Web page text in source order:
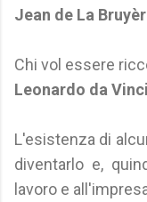
Jean de La
Chi vol essere
Leonardo da Vinci
L'esistenza di
diventarlo e,
lavoro e